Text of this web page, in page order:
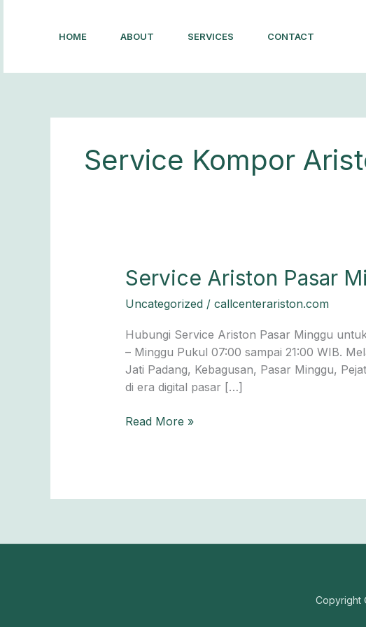
HOME ABOUT SERVICES CONTACT
Service Kompor
Service Ariston Pasar
Uncategorized/ callcenterariston.com
Hubungi Service Ariston Pasar Minggu
– Minggu Pukul 07:00 sampai 21:00 WIB.
Jati Padang, Kebagusan, Pasar Minggu,
di era digital pasar […]
Service
Ariston
Pasar
0811-
611-
457
Read More »
Copyright